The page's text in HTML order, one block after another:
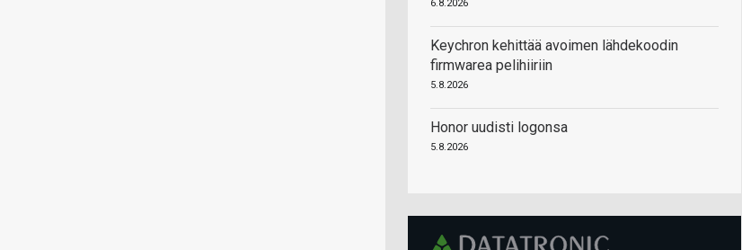
6.8.2026
Keychron kehittää avoimen lähdekoodin
firmwarea pelihiiriin
5.8.2026
Honor uudisti logonsa
5.8.2026